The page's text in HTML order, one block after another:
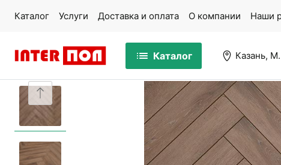
Каталог Услуги Доставка и оплата О компании Наши
Каталог Казань,